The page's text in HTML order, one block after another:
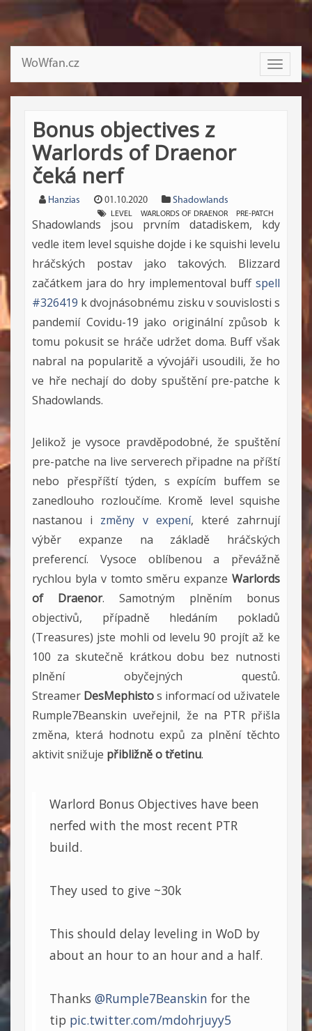
Toggle
WoWfan.cz
Bonus objectives z
Warlords of Draenor
čeká nerf
Hanzias 01.10.2020 Shadowlands
LEVEL WARLORDS OF DRAENOR PRE-PATCH
Shadowlands jsou prvním datadiskem, kdy
vedle item level squishe dojde i ke squishi levelu
hráčských postav jako takových. Blizzard
začátkem jara do hry implementoval buff spell
#326419 k dvojnásobnému zisku v souvislosti s
pandemií Covidu-19 jako originální způsob k
tomu pokusit se hráče udržet doma. Buff však
nabral na popularitě a vývojáři usoudili, že ho
ve hře nechají do doby spuštění pre-patche k
Shadowlands.
Jelikož je vysoce pravděpodobné, že spuštění
pre-patche na live serverech připadne na příští
nebo přespříští týden, s expícím buffem se
zanedlouho rozloučíme. Kromě level squishe
nastanou i změny v expení, které zahrnují
výběr expanze na základě hráčských
preferencí. Vysoce oblíbenou a převážně
rychlou byla v tomto směru expanze Warlords
of Draenor. Samotným plněním bonus
objectivů, případně hledáním pokladů
(Treasures) jste mohli od levelu 90 projít až ke
100 za skutečně krátkou dobu bez nutnosti
plnění obyčejných questů.
Streamer DesMephistos informací od uživatele
Rumple7Beanskin uveřejnil, že na PTR přišla
změna, která hodnotu expů za plnění těchto
aktivit snižuje přibližně o třetinu.
Warlord Bonus Objectives have been
nerfed with the most recent PTR
build.
They used to give ~30k
This should delay leveling in WoD by
about an hour to an hour and a half.
Thanks @Rumple7Beanskin for the
tip pic.twitter.com/mdohrjuyy5